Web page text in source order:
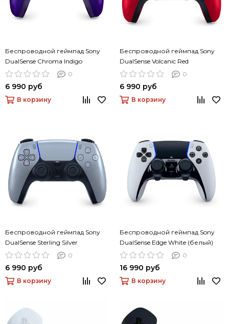
Беспроводной геймпад Sony
DualSense Chroma Indigo
(насыщенный индиго)
0
6 990 руб
В корзину
Беспроводной геймпад Sony
DualSense Volcanic Red
(вулканический красный)
0
6 990 руб
В корзину
Беспроводной геймпад Sony
DualSense Sterling Silver
(серебро)
0
6 990 руб
В корзину
Беспроводной геймпад Sony
DualSense Edge White (белый)
0
16 990 руб
В корзину